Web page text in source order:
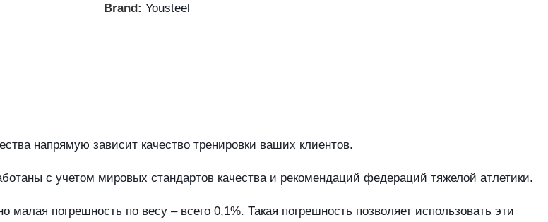
Brand: Yousteel
напрямую зависит качество тренировки ваших клиентов.
с учетом мировых стандартов качества и рекомендаций федераций тяжелой атлетики.
погрешность по весу – всего 0,1%. Такая погрешность позволяет использовать эти